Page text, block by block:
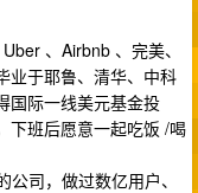
、Airbnb 、完美、
业于耶鲁、清华、中科
国际一线美元基金投
下班后愿意一起吃饭 /喝
司，做过数亿用户、